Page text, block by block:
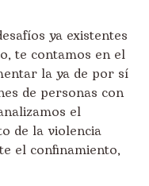
ya existentes
te contamos en el
la ya de por sí
de personas con
el
de la violencia
el confinamiento,